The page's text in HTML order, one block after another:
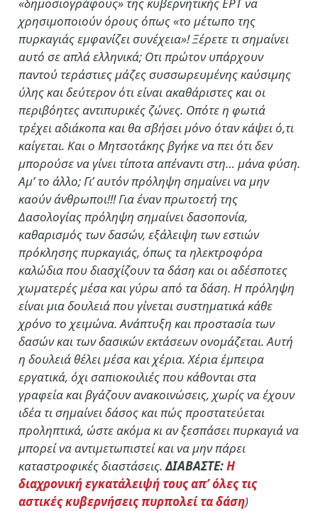
«δημοσιογράφους» της κυβερνητικής ΕΡΤ να
χρησιμοποιούν όρους όπως «το μέτωπο της
πυρκαγιάς εμφανίζει συνέχεια»! Ξέρετε τι σημαίνει
αυτό σε απλά ελληνικά; Οτι πρώτον υπάρχουν
παντού τεράστιες μάζες συσσωρευμένης καύσιμης
ύλης και δεύτερον ότι είναι ακαθάριστες και οι
περιβόητες αντιπυρικές ζώνες. Οπότε η φωτιά
τρέχει αδιάκοπα και θα σβήσει μόνο όταν κάψει ό,τι
καίγεται. Και ο Μητσοτάκης βγήκε να πει ότι δεν
μπορούσε να γίνει τίποτα απέναντι στη… μάνα φύση.
Αμ’ το άλλο; Γι’ αυτόν πρόληψη σημαίνει να μην
καούν άνθρωποι!!! Για έναν πρωτοετή της
Δασολογίας πρόληψη σημαίνει δασοπονία,
καθαρισμός των δασών, εξάλειψη των εστιών
πρόκλησης πυρκαγιάς, όπως τα ηλεκτροφόρα
καλώδια που διασχίζουν τα δάση και οι αδέσποτες
χωματερές μέσα και γύρω από τα δάση. Η πρόληψη
είναι μια δουλειά που γίνεται συστηματικά κάθε
χρόνο το χειμώνα. Ανάπτυξη και προστασία των
δασών και των δασικών εκτάσεων ονομάζεται. Αυτή
η δουλειά θέλει μέσα και χέρια. Χέρια έμπειρα
εργατικά, όχι σαπιοκοιλιές που κάθονται στα
γραφεία και βγάζουν ανακοινώσεις, χωρίς να έχουν
ιδέα τι σημαίνει δάσος και πώς προστατεύεται
προληπτικά, ώστε ακόμα κι αν ξεσπάσει πυρκαγιά να
μπορεί να αντιμετωπιστεί και να μην πάρει
καταστροφικές διαστάσεις.ΔΙΑΒΑΣΤΕ:Η
διαχρονική εγκατάλειψή τους απ’ όλες τις
αστικές κυβερνήσεις πυρπολεί τα δάση)